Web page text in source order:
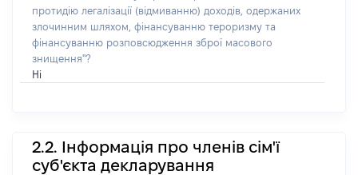
протидію легалізації (відмиванню) доходів, одержаних
злочинним шляхом, фінансуванню тероризму та
фінансуванню розповсюдження зброї масового
знищення"?
Ні
2.2. Інформація про членів сім'ї
суб'єкта декларування